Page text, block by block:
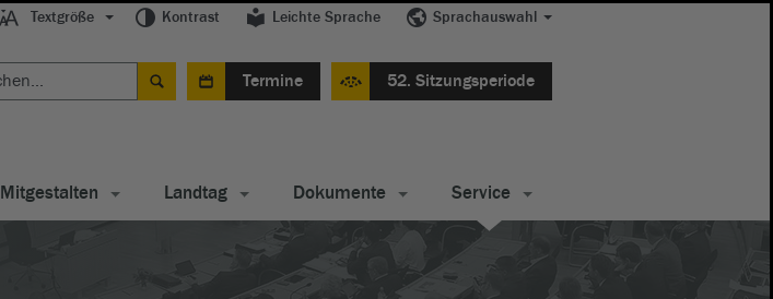
Textgröße Kontrast Leichte Sprache Sprachauswahl
Termine 52. Sitzungsperiode
Mitgestalten Landtag Dokumente Service